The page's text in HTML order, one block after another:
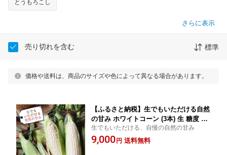
とうもろこし
さらに表示
売り切れを含む 標準
価格や送料は、商品のサイズや色によって異なる場合があります。
【ふるさと納税】生でもいただける自然
の甘み ホワイトコーン (3本) 生 糖度 も
ぎたて 白 とうもろこし トウモロコシ
コーン 野菜 生食 食品 F4D-0518
生でもいただける、自慢の自然の甘み
9,000 円 送料無料